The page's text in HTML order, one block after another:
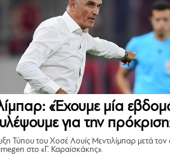
«Έχουμε μία
για την
Τύπου του Χοσέ Λουίς Μεντιλίμπαρ μετά
στο «Γ. Καραϊσκάκης».